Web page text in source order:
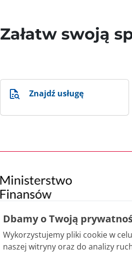
Załatw swoją
Znajdź usługę
Dbamy o Twoją
Wykorzystujemy pliki cookie w
naszej witryny oraz do analizy